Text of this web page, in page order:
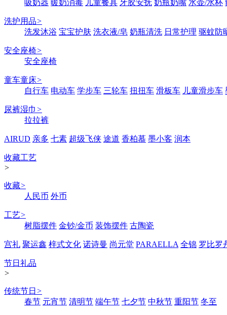
吸奶器 暖奶消毒 儿童餐具 牙胶安抚 奶瓶奶嘴 水壶/水杯
洗护用品>
洗发沐浴 宝宝护肤 洗衣液/皂 奶瓶清洗 日常护理 驱蚊防
安全座椅>
安全座椅
童车童床>
自行车 电动车 学步车 三轮车 扭扭车 滑板车 儿童滑步车
尿裤湿巾 >
拉拉裤
AIRUD 亲多 七素 超级飞侠 途道 香柏慕 墨小客 润本
收藏工艺
>
收藏>
人民币 外币
工艺>
树脂摆件 金钞/金币 装饰摆件 古陶瓷
宫礼 聚运鑫 梓式文化 诺诗曼 尚元堂 PARAELLA 全锦 罗比罗
节日礼品
>
传统节日 >
春节 元宵节 清明节 端午节 七夕节 中秋节 重阳节 冬至